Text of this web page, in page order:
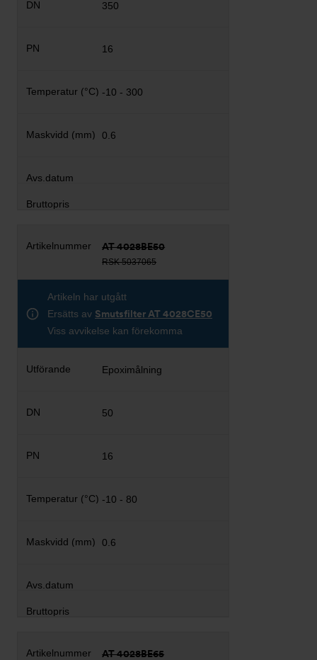
350
16
-10 - 300
0.6
AT 4028BE50
RSK 5037065
Artikeln har utgått
Ersätts av Smutsfilter AT 4028CE50
Viss avvikelse kan förekomma
Epoximålning
50
16
-10 - 80
0.6
AT 4028BE65